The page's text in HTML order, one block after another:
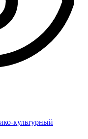
культурный